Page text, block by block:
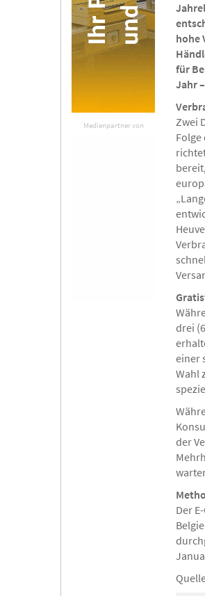
Medienpartner von
hohe
für
Jahr
Zwei
drei
einer
Wahl
der
Der